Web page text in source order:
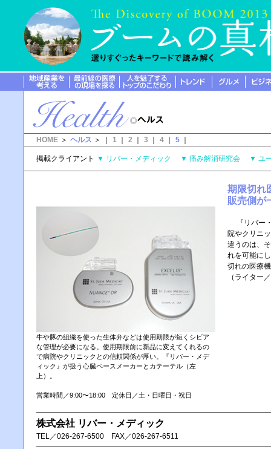
HOME ＞ ヘルス ＞ ｜ 1 2 3 4 5
掲載クライアント ▼ リバー・メディック ▼ 痛み解消研究会 ▼ ユ
牛や豚の組織を使った生体弁などは使用期限が短くシビア
な管理が必要になる。使用期限前に新品に変えてくれるの
で病院やクリニックとの信頼関係が厚い。『リバー・メデ
ィック』が扱う心臓ペースメーカーとカテーテル（左
上）。
営業時間／9:00〜18:00 定休日／土・日曜日・祝日
期限切れ
販売側が
『リバー・
院やクリニ
違うのは、
れを可能に
切れの医療
（ライター
株式会社 リバー・メディック
TEL／ 026-267-6500 FAX／ 026-267-6511